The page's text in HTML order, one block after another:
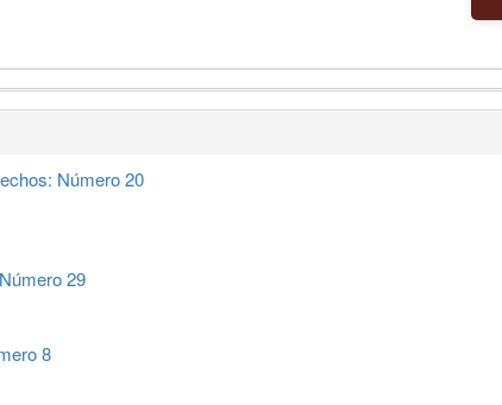
Número 20
29
8